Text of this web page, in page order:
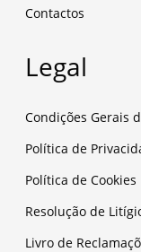
Contactos
Legal
Condições Gerais
Política de
Política de Cookies
Resolução de
Livro de